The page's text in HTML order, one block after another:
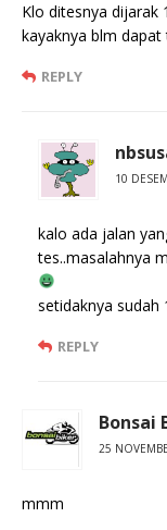
Klo ditesnya dijarak
kayaknya blm
REPLY
10
kalo ada jalan
tes..masalahnya
setidaknya sudah
REPLY
Bonsai
25
mmm